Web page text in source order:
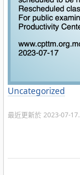
分
Uncategorized
最近更新於 2023-07-17.